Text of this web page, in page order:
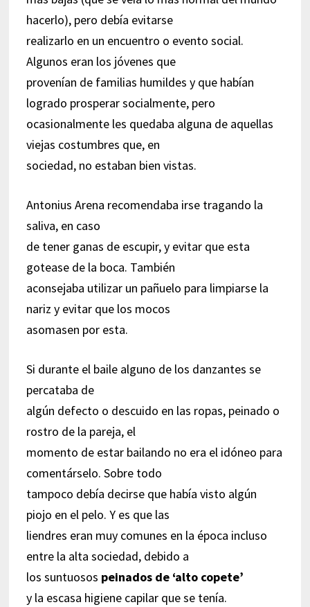
hacerlo), pero debía evitarse
realizarlo en un encuentro o evento social.
Algunos eran los jóvenes que
provenían de familias humildes y que habían
logrado prosperar socialmente, pero
ocasionalmente les quedaba alguna de aquellas
viejas costumbres que, en
sociedad, no estaban bien vistas.
Antonius Arena recomendaba irse tragando la
saliva, en caso
de tener ganas de escupir, y evitar que esta
gotease de la boca. También
aconsejaba utilizar un pañuelo para limpiarse la
nariz y evitar que los mocos
asomasen por esta.
Si durante el baile alguno de los danzantes se
percataba de
algún defecto o descuido en las ropas, peinado o
rostro de la pareja, el
momento de estar bailando no era el idóneo para
comentárselo. Sobre todo
tampoco debía decirse que había visto algún
piojo en el pelo. Y es que las
liendres eran muy comunes en la época incluso
entre la alta sociedad, debido a
los suntuosos peinados de ‘alto copete’
y la escasa higiene capilar que se tenía.